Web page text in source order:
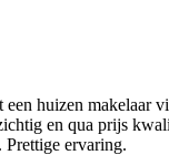
huizen makelaar
en qua prijs
ervaring.